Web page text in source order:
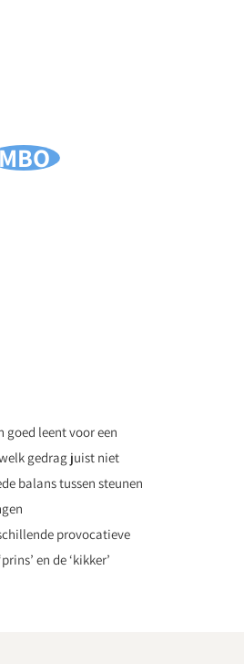
goed leent voor een
gedrag juist niet
balans tussen steunen
provocatieve
en de ‘kikker’